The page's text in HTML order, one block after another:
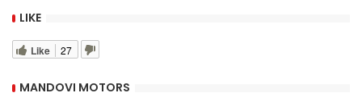
LIKE
Like 27
MANDOVI MOTORS